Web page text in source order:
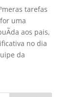
tarefas
uma
aos pais,
no dia
da